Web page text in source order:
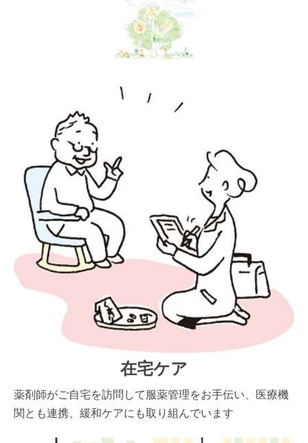
在宅ケア
薬剤師がご自宅を訪問して服薬管理をお手伝い、医療機
関とも連携、緩和ケアにも取り組んでいます